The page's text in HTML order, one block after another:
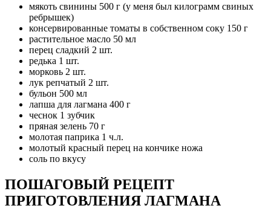
мякоть свинины 500 г (у меня был килограмм свиных
ребрышек)
консервированные томаты в собственном соку 150 г
растительное масло 50 мл
перец сладкий 2 шт.
редька 1 шт.
морковь 2 шт.
лук репчатый 2 шт.
бульон 500 мл
лапша для лагмана 400 г
чеснок 1 зубчик
пряная зелень 70 г
молотая паприка 1 ч.л.
молотый красный перец на кончике ножа
соль по вкусу
ПОШАГОВЫЙ РЕЦЕПТ
ПРИГОТОВЛЕНИЯ ЛАГМАНА